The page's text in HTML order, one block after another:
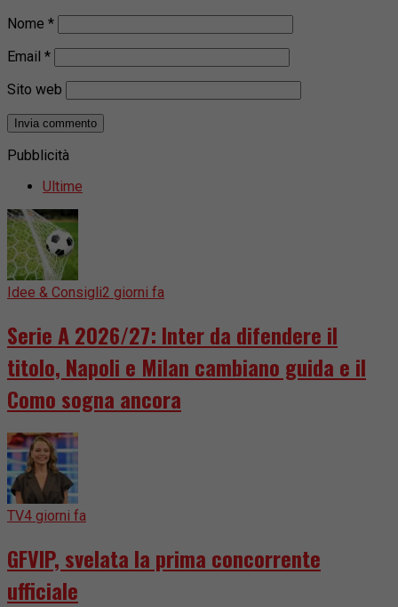
Nome *
Email *
Sito web
Pubblicità
Ultime
Idee & Consigli2 giorni fa
Serie A 2026/27: Inter da difendere il
titolo, Napoli e Milan cambiano guida e il
Como sogna ancora
TV4 giorni fa
GFVIP, svelata la prima concorrente
ufficiale